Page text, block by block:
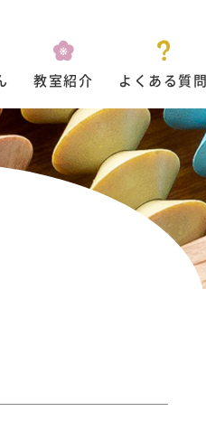
教室紹介 よくある質問